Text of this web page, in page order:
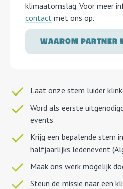
klimaatomslag. Voor meer
contact met ons op.
WAAROM PARTNER
Laat onze stem luider
Word als eerste
events
Krijg een bepalende stem
halfjaarlijks ledenevent
Maak ons werk mogelijk
Steun de missie naar een